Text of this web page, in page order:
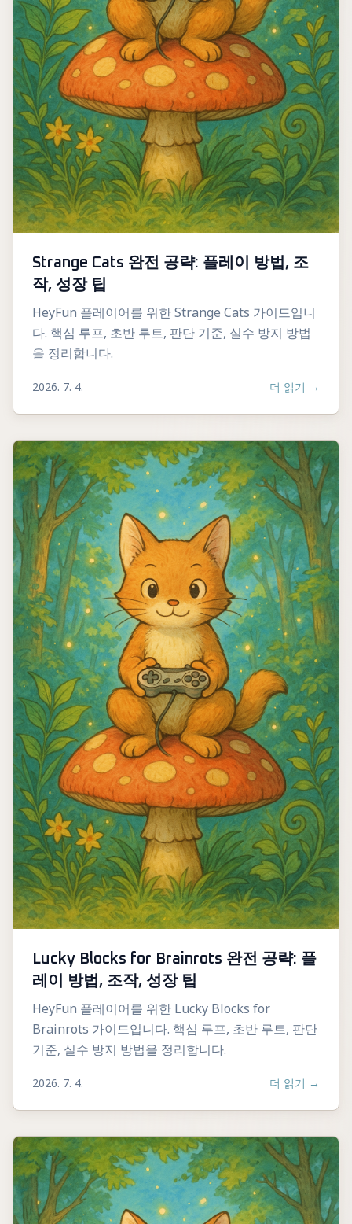
Strange Cats 완전 공략: 플레이 방법, 조
작, 성장 팁
HeyFun 플레이어를 위한 Strange Cats 가이드입니
다. 핵심 루프, 초반 루트, 판단 기준, 실수 방지 방법
을 정리합니다.
2026. 7. 4. 더 읽기 →
Lucky Blocks for Brainrots 완전 공략: 플
레이 방법, 조작, 성장 팁
HeyFun 플레이어를 위한 Lucky Blocks for
Brainrots 가이드입니다. 핵심 루프, 초반 루트, 판단
기준, 실수 방지 방법을 정리합니다.
2026. 7. 4. 더 읽기 →